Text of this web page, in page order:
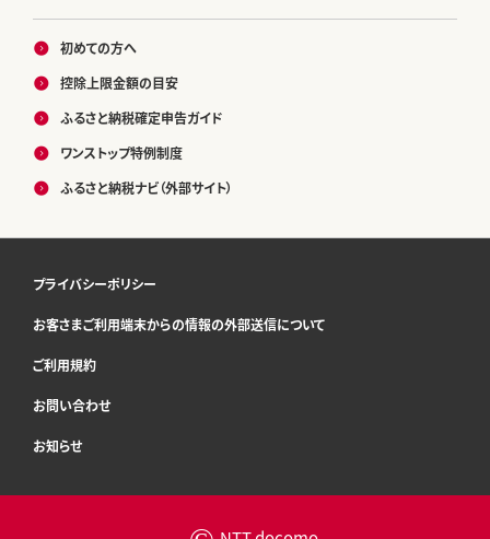
初めての方へ
控除上限金額の目安
ふるさと納税確定申告ガイド
ワンストップ特例制度
ふるさと納税ナビ（外部サイト）
プライバシーポリシー
お客さまご利用端末からの情報の外部送信について
ご利用規約
お問い合わせ
お知らせ